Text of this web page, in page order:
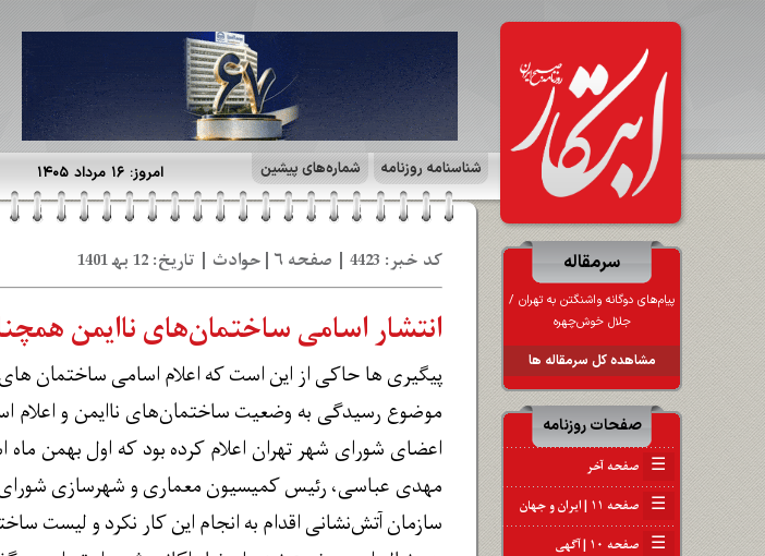
امروز: ۱۶ مرداد ۱۴۰۵ شناسنامه روزنامه شماره‌های پیشین
سرمقاله
جلال خوش‌چهره
مشاهده کل سرمقاله ها
صفحات روزنامه
☰ صفحه آخر
☰ صفحه ۱۱ | ایران و جهان
☰ صفحه ۱۰ | آگهی
کد خبر: 4423 | صفحه ۶ | حوادث | تاریخ: 12 به‍ 1401
انتشار اسامی ساختمان‌های ناایمن
پیگیری ها حاکی از این است که اعلام اسامی ساختمان
موضوع رسیدگی به وضعیت ساختمان‌های ناایمن و اعلام
اعضای شورای شهر تهران اعلام کرده بود که اول بهمن
مهدی عباسی، رئیس کمیسیون معماری و شهرسازی
سازمان آتش‌نشانی اقدام به انجام این کار نکرد و لیست